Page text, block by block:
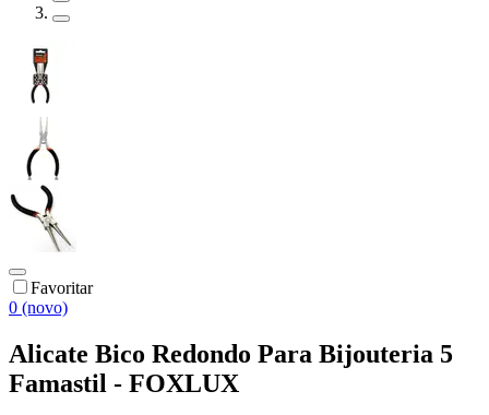
Favoritar
0 (novo)
Alicate Bico Redondo Para Bijouteria 5
Famastil - FOXLUX